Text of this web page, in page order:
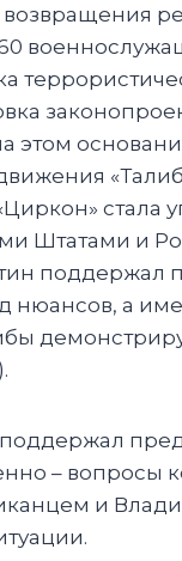
этом
Штатами и
поддержал
нюансов, а
– вопросы
и